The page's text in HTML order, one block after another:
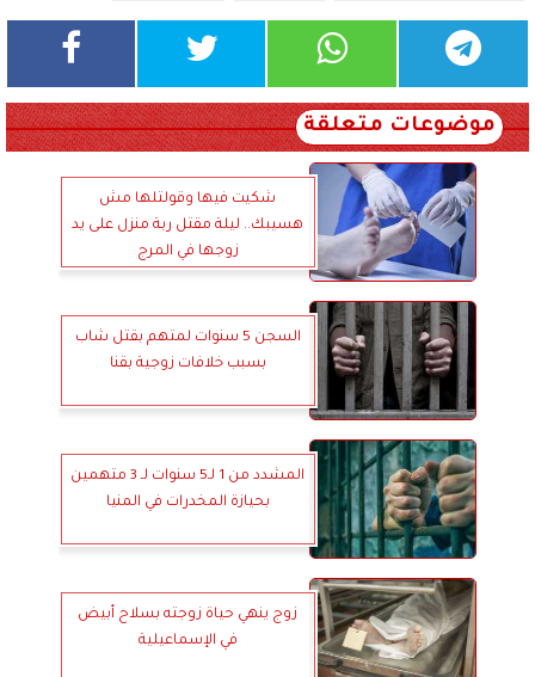
موضوعات متعلقة
شكيت فيها وقولتلها مش
هسيبك.. ليلة مقتل ربة منزل على يد
زوجها في المرج
السجن 5 سنوات لمتهم بقتل شاب
بسبب خلافات زوجية بقنا
المشدد من 1 لـ5 سنوات لـ 3 متهمين
بحيازة المخدرات في المنيا
زوج ينهي حياة زوجته بسلاح أبيض
في الإسماعيلية